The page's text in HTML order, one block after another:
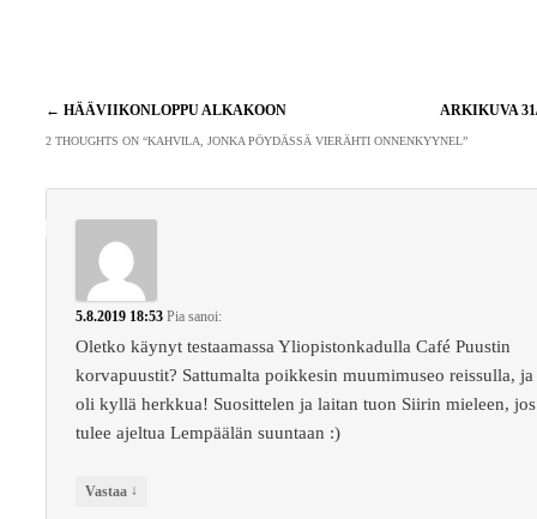
Artikkelien
selaus
← HÄÄVIIKONLOPPU ALKAKOON ARKIKUVA
2 THOUGHTS ON “KAHVILA, JONKA PÖYDÄSSÄ VIERÄHTI ONNENKYYNEL”
5.8.2019 18:53 Pia sanoi:
Oletko käynyt testaamassa Yliopistonkadulla Café Puustin
korvapuustit? Sattumalta poikkesin muumimuseo reissulla, ja
oli kyllä herkkua! Suosittelen ja laitan tuon Siirin mieleen, jos
tulee ajeltua Lempäälän suuntaan :)
Vastaa ↓